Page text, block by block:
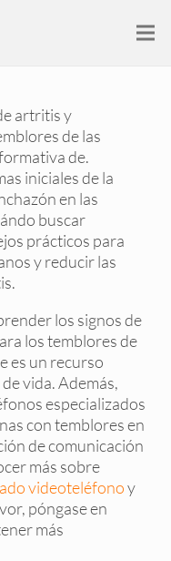
artritis y
de las
de.
iniciales de la
en las
buscar
prácticos para
y reducir las
los signos de
los temblores de
es un recurso
vida. Además,
especializados
con temblores en
de comunicación
más sobre
videoteléfonoy
póngase en
más